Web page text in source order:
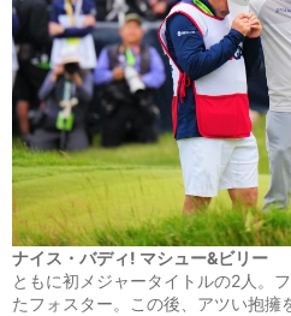
ナイス・バディ! マシュー&ビリー
ともに初メジャータイトルの2人。
たフォスター。この後、アツい抱擁